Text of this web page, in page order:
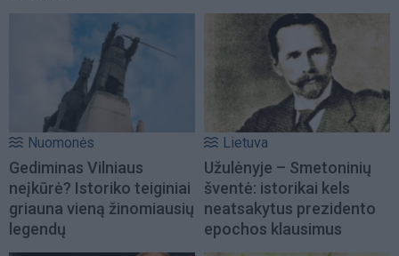
Nuomonės
Gediminas Vilniaus
neįkūrė? Istoriko teiginiai
griauna vieną žinomiausių
legendų
Lietuva
Užulėnyje – Smetoninių
šventė: istorikai kels
neatsakytus prezidento
epochos klausimus